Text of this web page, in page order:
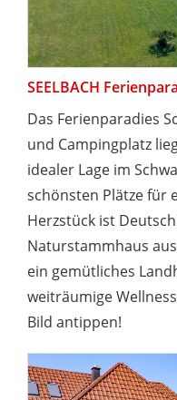
SEELBACH
Das Ferienparadies
und Campingplatz
idealer Lage im
schönsten Plätze für
Herzstück ist
Naturstammhaus
ein gemütliches
weiträumige
Bild antippen!